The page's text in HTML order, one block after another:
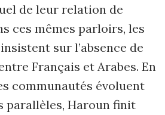
de leur relation de
ces mêmes parloirs, les
sur l’absence de
Français et Arabes. En
communautés évoluent
parallèles, Haroun finit